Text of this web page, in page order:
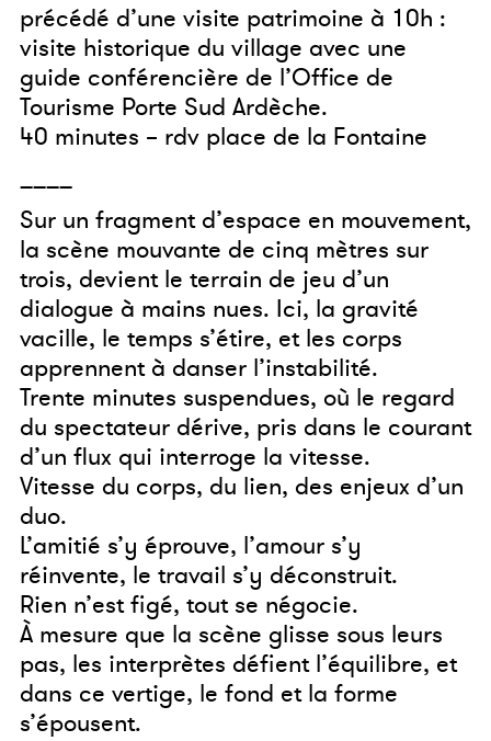
précédé d’une visite patrimoine à 10h :
visite historique du village avec une
guide conférencière de l’Office de
Tourisme Porte Sud Ardèche.
40 minutes – rdv place de la Fontaine
____
Sur un fragment d’espace en mouvement,
la scène mouvante de cinq mètres sur
trois, devient le terrain de jeu d’un
dialogue à mains nues. Ici, la gravité
vacille, le temps s’étire, et les corps
apprennent à danser l’instabilité.
Trente minutes suspendues, où le regard
du spectateur dérive, pris dans le courant
d’un flux qui interroge la vitesse.
Vitesse du corps, du lien, des enjeux d’un
duo.
L’amitié s’y éprouve, l’amour s’y
réinvente, le travail s’y déconstruit.
Rien n’est figé, tout se négocie.
À mesure que la scène glisse sous leurs
pas, les interprètes défient l’équilibre, et
dans ce vertige, le fond et la forme
s’épousent.